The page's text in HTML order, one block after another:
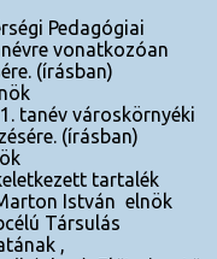
Pedagógiai
vonatkozóan
(írásban)
tanév városkörnyéki
(írásban)
tartalék
István elnök
Társulás
,